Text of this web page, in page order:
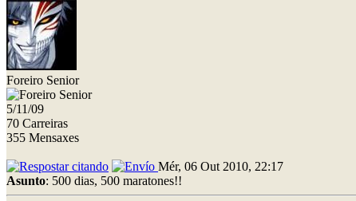
Foreiro Senior
5/11/09
70 Carreiras
355 Mensaxes
Mér, 06 Out 2010, 22:17
Asunto: 500 dias, 500 maratones!!